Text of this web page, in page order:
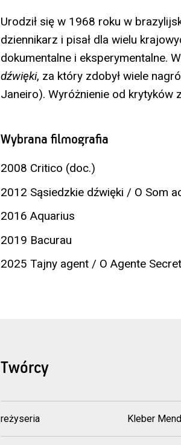
Urodził się w 1968 roku w
dziennikarz i pisał dla wielu
dokumentalne i eksperymentalne.
dźwięki, za który zdobył wiele
Janeiro). Wyróżnienie od krytyków
Wybrana filmografia
2008 Critico (doc.)
2012 Sąsiedzkie dźwięki / O Som
2016 Aquarius
2019 Bacurau
2025 Tajny agent / O Agente
Twórcy
reżyseria Kleber